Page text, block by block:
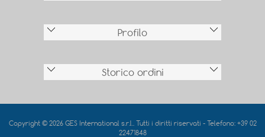
Profilo
Storico ordini
Copyright © 2026 GES International s.r.l.. Tutti i diritti riservati - Telefono: +39 02
22471848